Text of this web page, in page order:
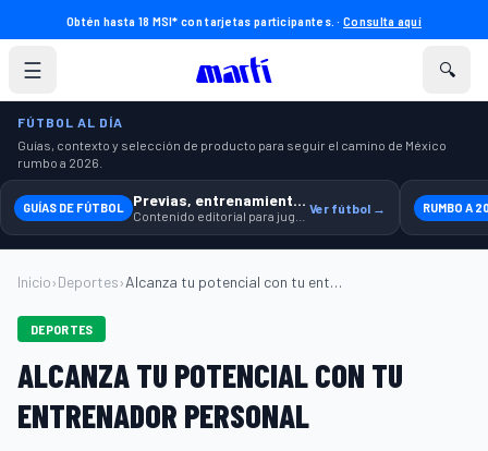
Obtén hasta 18 MSI* con tarjetas participantes. ·Consulta aquí
☰ 🔍
FÚTBOL AL DÍA
Guías, contexto y selección de producto para seguir el camino de México
rumbo a 2026.
GUÍAS DE FÚTBOL Previas, entrenamiento y producto Ver fútbol → RUMBO A
Inicio›Deportes› Alcanza tu potencial con tu entrenador p...
DEPORTES
ALCANZA TU POTENCIAL CON TU
ENTRENADOR PERSONAL